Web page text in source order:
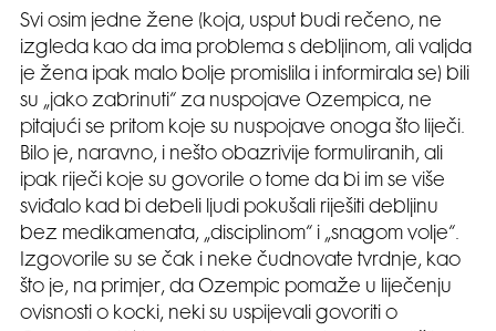
Svi osim jedne žene (koja, usput budi rečeno, ne
izgleda kao da ima problema s debljinom, ali valjda
je žena ipak malo bolje promislila i informirala se) bili
su „jako zabrinuti“ za nuspojave Ozempica, ne
pitajući se pritom koje su nuspojave onoga što liječi.
Bilo je, naravno, i nešto obazrivije formuliranih, ali
ipak riječi koje su govorile o tome da bi im se više
sviđalo kad bi debeli ljudi pokušali riješiti debljinu
bez medikamenata, „disciplinom“ i „snagom volje“.
Izgovorile su se čak i neke čudnovate tvrdnje, kao
što je, na primjer, da Ozempic pomaže u liječenju
ovisnosti o kocki, neki su uspijevali govoriti o